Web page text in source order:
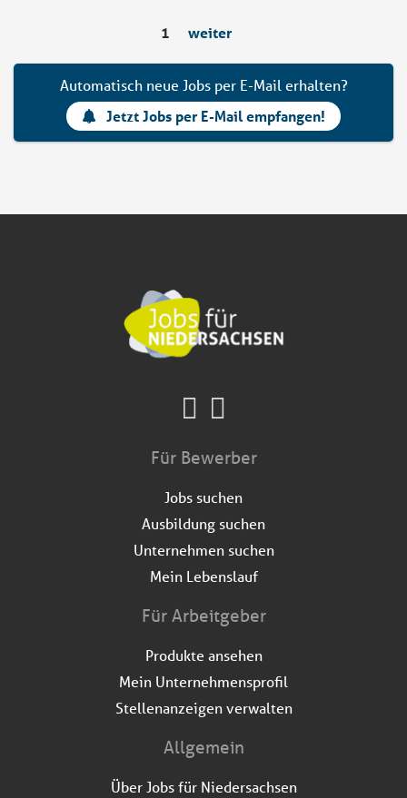
1 weiter
Automatisch neue Jobs per E-Mail erhalten?
Jetzt Jobs per E-Mail empfangen!
Für Bewerber
Jobs suchen
Ausbildung suchen
Unternehmen suchen
Mein Lebenslauf
Für Arbeitgeber
Produkte ansehen
Mein Unternehmensprofil
Stellenanzeigen verwalten
Allgemein
Über Jobs für Niedersachsen